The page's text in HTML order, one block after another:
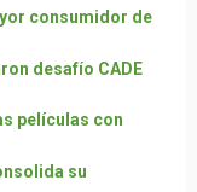
consumidor de
desafío CADE
películas con
su